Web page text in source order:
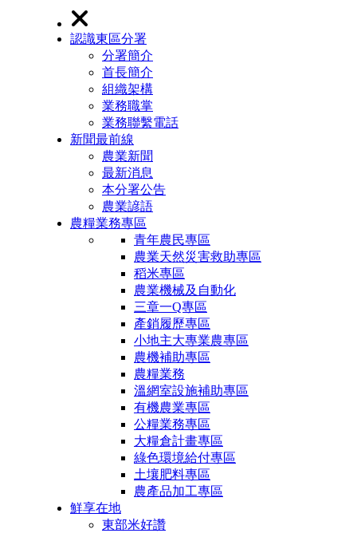
認識東區分署
分署簡介
首長簡介
組織架構
業務職掌
業務聯繫電話
新聞最前線
農業新聞
最新消息
本分署公告
農業諺語
農糧業務專區
青年農民專區
農業天然災害救助專區
稻米專區
農業機械及自動化
三章一Q專區
產銷履歷專區
小地主大專業農專區
農機補助專區
農糧業務
溫網室設施補助專區
有機農業專區
公糧業務專區
大糧倉計畫專區
綠色環境給付專區
土壤肥料專區
農產品加工專區
鮮享在地
東部米好讚